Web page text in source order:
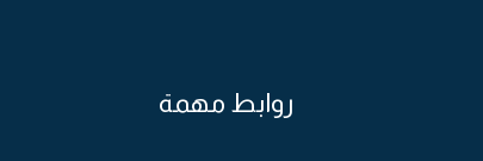
روابط مهمة